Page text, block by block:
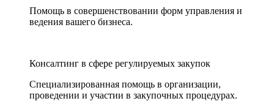
Помощь в совершенствовании форм управления и
ведения вашего бизнеса.
Консалтинг в сфере регулируемых закупок
Специализированная помощь в организации,
проведении и участии в закупочных процедурах.